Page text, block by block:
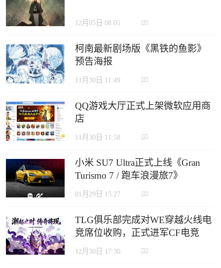
12月05日 08:05
柯南最新剧场版《黑铁的鱼影》
预告海报
11月30日 11:49
QQ游戏大厅正式上架微软应用商
店
11月30日 11:58
小米 SU7 Ultra正式上线《Gran
Turismo 7 / 跑车浪漫旅7》
01月29日 15:27
TLG俱乐部完成对WE穿越火线电
竞席位收购，正式进军CF电竞
12月30日 17:30